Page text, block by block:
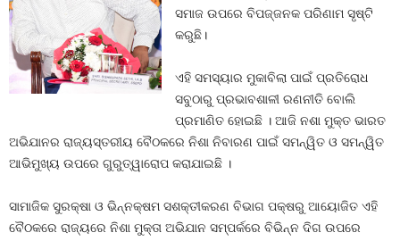
ସମାଜ ଉପରେ ବିପଜ୍ଜନକ ପରିଣାମ ସୃଷ୍ଟି
କରୁଛି।
ଏହି ସମସ୍ୟାର ମୁକାବିଲା ପାଇଁ ପ୍ରତିରୋଧ
ସବୁଠାରୁ ପ୍ରଭାବଶାଳୀ ରଣନୀତି ବୋଲି
ପ୍ରମାଣିତ ହୋଇଛି । ଆଜି ନଶା ମୁକ୍ତ ଭାରତ
ଅଭିଯାନର ରାଜ୍ୟସ୍ତରୀୟ ବୈଠକରେ ନିଶା ନିବାରଣ ପାଇଁ ସମନ୍ୱିତ ଓ ସମନ୍ୱିତ
ଆଭିମୁଖ୍ୟ ଉପରେ ଗୁରୁତ୍ୱାରୋପ କରାଯାଇଛି ।
ସାମାଜିକ ସୁରକ୍ଷା ଓ ଭିନ୍ନକ୍ଷମ ସଶକ୍ତୀକରଣ ବିଭାଗ ପକ୍ଷରୁ ଆୟୋଜିତ ଏହି
ବୈଠକରେ ରାଜ୍ୟରେ ନିଶା ମୁକ୍ତା ଅଭିଯାନ ସମ୍ପର୍କରେ ବିଭିନ୍ନ ଦିଗ ଉପରେ